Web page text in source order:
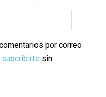
por correo
suscribirte sin